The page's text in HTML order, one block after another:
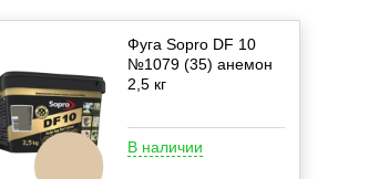
Фуга Sopro DF 10
№1079 (35) анемон
2,5 кг
В наличии